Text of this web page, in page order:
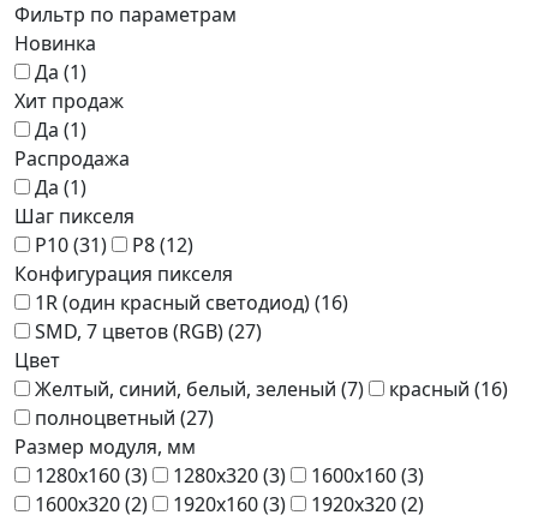
Фильтр по параметрам
Новинка
Да (1)
Хит продаж
Да (1)
Распродажа
Да (1)
Шаг пикселя
P10 (31) P8 (12)
Конфигурация пикселя
1R (один красный светодиод) (16)
SMD, 7 цветов (RGB) (27)
Цвет
Желтый, синий, белый, зеленый (7) красный (16)
полноцветный (27)
Размер модуля, мм
1280x160 (3) 1280x320 (3) 1600x160 (3)
1600x320 (2) 1920x160 (3) 1920x320 (2)